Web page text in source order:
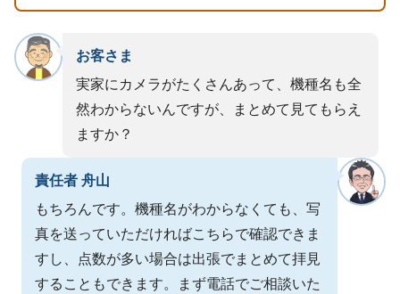
お客さま
実家にカメラがたくさんあって、機種名も全
然わからないんですが、まとめて見てもらえ
ますか？
責任者 舟山
もちろんです。機種名がわからなくても、写
真を送っていただければこちらで確認できま
すし、点数が多い場合は出張でまとめて拝見
することもできます。まず電話でご相談いた